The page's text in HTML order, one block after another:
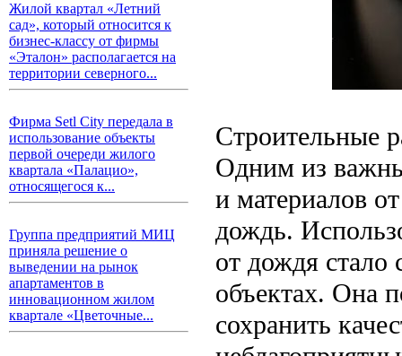
Жилой квартал «Летний
сад», который относится к
бизнес-классу от фирмы
«Эталон» располагается на
территории северного...
Фирма Setl City передала в
использование объекты
первой очереди жилого
квартала «Палацио»,
относящегося к...
Группа предприятий МИЦ
приняла решение о
выведении на рынок
апартаментов в
инновационном жилом
квартале «Цветочные...
Строительные
Одним из
и материалов
дождь.
от дождя стало
объектах. Она
сохранить